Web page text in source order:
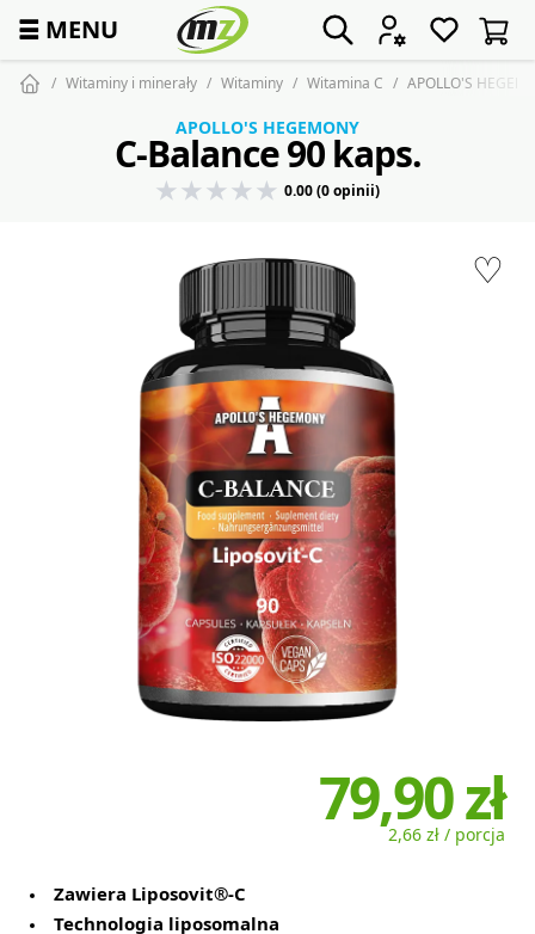
☰ MENU
Witaminy i minerały Witaminy Witamina C APOLLO'S
♡
APOLLO'S HEGEMONY
C-Balance 90 kaps.
0.00 (0 opinii)
79,90 zł
2,66 zł / porcja
Zawiera Liposovit®-C
Technologia liposomalna